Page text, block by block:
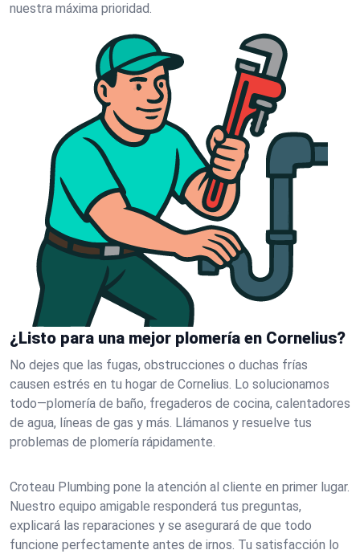
nuestra máxima prioridad.
¿Listo para una mejor plomería en Cornelius?
No dejes que las fugas, obstrucciones o duchas frías
causen estrés en tu hogar de Cornelius. Lo solucionamos
todo—plomería de baño, fregaderos de cocina, calentadores
de agua, líneas de gas y más. Llámanos y resuelve tus
problemas de plomería rápidamente.
Croteau Plumbing pone la atención al cliente en primer lugar.
Nuestro equipo amigable responderá tus preguntas,
explicará las reparaciones y se asegurará de que todo
funcione perfectamente antes de irnos. Tu satisfacción lo